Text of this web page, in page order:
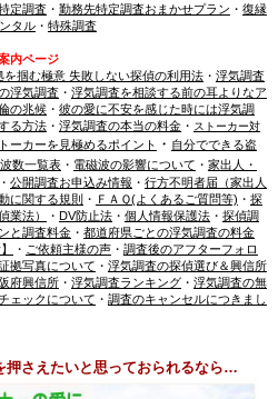
定調査・ 勤務先特定調査おまかせプラン ・ 復縁
タル・ 特殊調査
内ページ
掴む極意 失敗しない探偵の利用法・ 浮気調査
浮気調査・ 浮気調査を相談する前の耳よりなア
の兆候・ 彼の愛に不安を感じた時には浮気調
る方法・ 浮気調査の本当の料金・ ストーカー対
ーカーを見極めるポイント ・ 自分でできる盗
数一覧表・ 電磁波の影響について ・ 家出人・
公開調査お申込み情報 ・ 行方不明者届（家出人
に関する規則 ・ ＦＡＱ(よくあるご質問等) ・ 探
業法）
・ DV防止法・ 個人情報保護法・ 探偵調
と調査料金・ 都道府県ごとの浮気調査の料金
・ ご依頼主様の声・ 調査後のアフターフォロ
拠写真について ・ 浮気調査の探偵選び＆興信所
府興信所・ 浮気調査ランキング・ 浮気調査の無
ェックについて ・ 調査のキャンセルにつきまし
押さえたいと思っておられるなら…